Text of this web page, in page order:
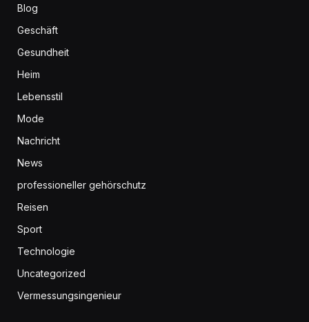
Blog
Geschäft
Gesundheit
Heim
Lebensstil
Mode
Nachricht
News
professioneller gehörschutz
Reisen
Sport
Technologie
Uncategorized
Vermessungsingenieur